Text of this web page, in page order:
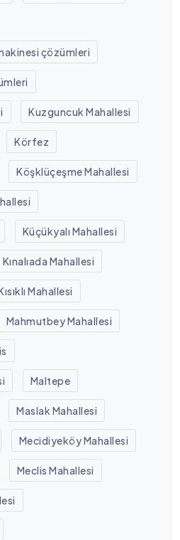
çözümleri
Kuzguncuk Mahallesi
Körfez
Köşklüçeşme Mahallesi
Küçükyalı Mahallesi
Kınalıada Mahallesi
Mahallesi
Mahmutbey Mahallesi
Maltepe
Maslak Mahallesi
Mecidiyeköy Mahallesi
Meclis Mahallesi